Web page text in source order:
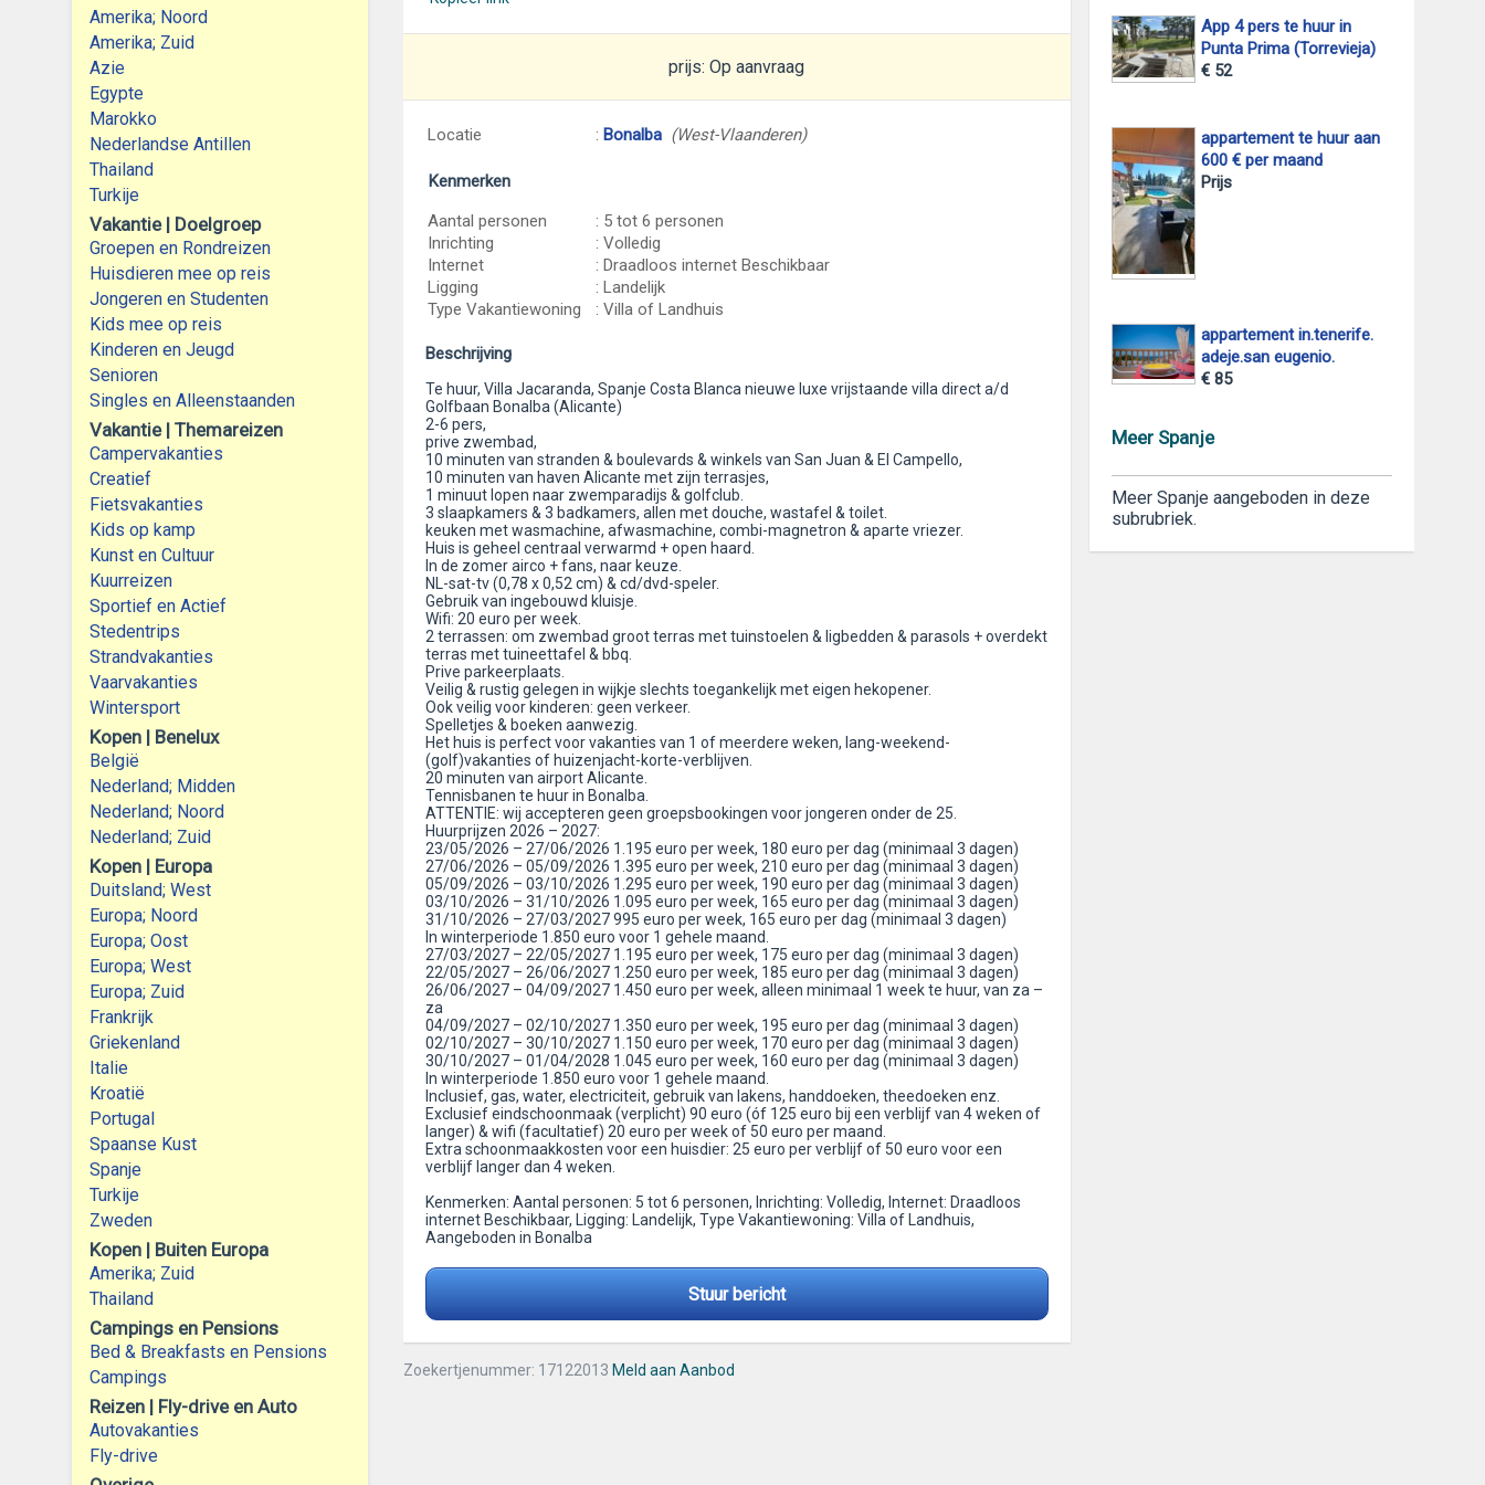
Amerika; Noord
Amerika; Zuid
Azie
Egypte
Marokko
Nederlandse Antillen
Thailand
Turkije
Vakantie | Doelgroep
Groepen en Rondreizen
Huisdieren mee op reis
Jongeren en Studenten
Kids mee op reis
Kinderen en Jeugd
Senioren
Singles en Alleenstaanden
Vakantie | Themareizen
Campervakanties
Creatief
Fietsvakanties
Kids op kamp
Kunst en Cultuur
Kuurreizen
Sportief en Actief
Stedentrips
Strandvakanties
Vaarvakanties
Wintersport
Kopen | Benelux
België
Nederland; Midden
Nederland; Noord
Nederland; Zuid
Kopen | Europa
Duitsland; West
Europa; Noord
Europa; Oost
Europa; West
Europa; Zuid
Frankrijk
Griekenland
Italie
Kroatië
Portugal
Spaanse Kust
Spanje
Turkije
Zweden
Kopen | Buiten Europa
Amerika; Zuid
Thailand
Campings en Pensions
Bed & Breakfasts en Pensions
Campings
Reizen | Fly-drive en Auto
Autovakanties
Fly-drive
prijs: Op aanvraag
Locatie : Bonalba (West-Vlaanderen)
Kenmerken
Aantal personen
: 5 tot 6 personen
Inrichting
: Volledig
Internet
: Draadloos internet Beschikbaar
Ligging
: Landelijk
Type Vakantiewoning
: Villa of Landhuis
Beschrijving
Te huur, Villa Jacaranda, Spanje Costa Blanca nieuwe luxe vrijstaande villa direct a/d
Golfbaan Bonalba (Alicante)
2-6 pers,
prive zwembad,
10 minuten van stranden & boulevards & winkels van San Juan & El Campello,
10 minuten van haven Alicante met zijn terrasjes,
1 minuut lopen naar zwemparadijs & golfclub.
3 slaapkamers & 3 badkamers, allen met douche, wastafel & toilet.
keuken met wasmachine, afwasmachine, combi-magnetron & aparte vriezer.
Huis is geheel centraal verwarmd + open haard.
In de zomer airco + fans, naar keuze.
NL-sat-tv (0,78 x 0,52 cm) & cd/dvd-speler.
Gebruik van ingebouwd kluisje.
Wifi: 20 euro per week.
2 terrassen: om zwembad groot terras met tuinstoelen & ligbedden & parasols + overdekt
terras met tuineettafel & bbq.
Prive parkeerplaats.
Veilig & rustig gelegen in wijkje slechts toegankelijk met eigen hekopener.
Ook veilig voor kinderen: geen verkeer.
Spelletjes & boeken aanwezig.
Het huis is perfect voor vakanties van 1 of meerdere weken, lang-weekend-
(golf)vakanties of huizenjacht-korte-verblijven.
20 minuten van airport Alicante.
Tennisbanen te huur in Bonalba.
ATTENTIE: wij accepteren geen groepsbookingen voor jongeren onder de 25.
Huurprijzen 2026 – 2027:
23/05/2026 – 27/06/2026 1.195 euro per week, 180 euro per dag (minimaal 3 dagen)
27/06/2026 – 05/09/2026 1.395 euro per week, 210 euro per dag (minimaal 3 dagen)
05/09/2026 – 03/10/2026 1.295 euro per week, 190 euro per dag (minimaal 3 dagen)
03/10/2026 – 31/10/2026 1.095 euro per week, 165 euro per dag (minimaal 3 dagen)
31/10/2026 – 27/03/2027 995 euro per week, 165 euro per dag (minimaal 3 dagen)
In winterperiode 1.850 euro voor 1 gehele maand.
27/03/2027 – 22/05/2027 1.195 euro per week, 175 euro per dag (minimaal 3 dagen)
22/05/2027 – 26/06/2027 1.250 euro per week, 185 euro per dag (minimaal 3 dagen)
26/06/2027 – 04/09/2027 1.450 euro per week, alleen minimaal 1 week te huur, van za –
za
04/09/2027 – 02/10/2027 1.350 euro per week, 195 euro per dag (minimaal 3 dagen)
02/10/2027 – 30/10/2027 1.150 euro per week, 170 euro per dag (minimaal 3 dagen)
30/10/2027 – 01/04/2028 1.045 euro per week, 160 euro per dag (minimaal 3 dagen)
In winterperiode 1.850 euro voor 1 gehele maand.
Inclusief, gas, water, electriciteit, gebruik van lakens, handdoeken, theedoeken enz.
Exclusief eindschoonmaak (verplicht) 90 euro (óf 125 euro bij een verblijf van 4 weken of
langer) & wifi (facultatief) 20 euro per week of 50 euro per maand.
Extra schoonmaakkosten voor een huisdier: 25 euro per verblijf of 50 euro voor een
verblijf langer dan 4 weken.
Kenmerken: Aantal personen: 5 tot 6 personen, Inrichting: Volledig, Internet: Draadloos
internet Beschikbaar, Ligging: Landelijk, Type Vakantiewoning: Villa of Landhuis,
Aangeboden in Bonalba
Stuur bericht
Zoekertjenummer: 17122013 Meld aan Aanbod
App 4 pers te huur in
Punta Prima (Torrevieja)
€ 52
appartement te huur aan
600 € per maand
Prijs
appartement in.tenerife.
adeje.san eugenio.
€ 85
Meer Spanje
Meer Spanje aangeboden in deze
subrubriek.